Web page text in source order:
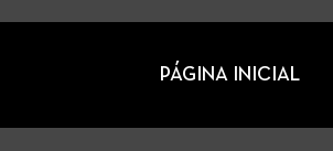
PÁGINA INICIAL